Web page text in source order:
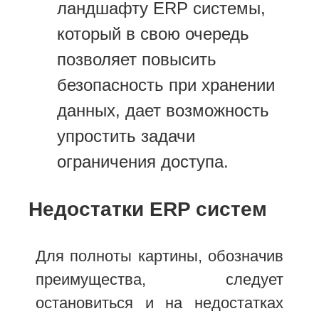
ландшафту ERP системы,
который в свою очередь
позволяет повысить
безопасность при хранении
данных, дает возможность
упростить задачи
ограничения доступа.
Недостатки ERP систем
Для полноты картины, обозначив
преимущества, следует
остановиться и на недостатках